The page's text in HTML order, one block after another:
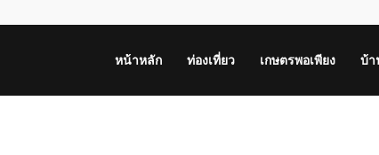
หน้าหลัก ท่องเที่ยว เกษตรพอเพียง บ้